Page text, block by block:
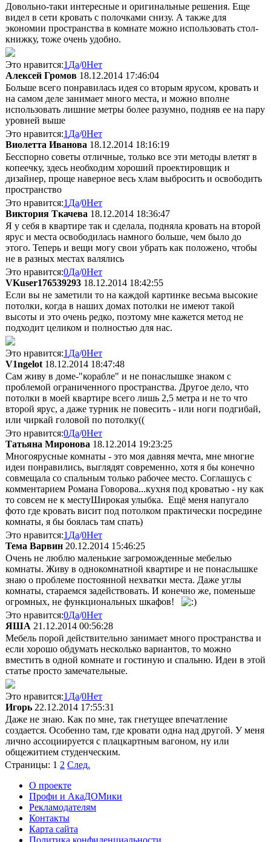
Довольно-таки интересные и оригинальные решения. Еще
видел в сети кровать с полочками снизу. А также для
экономии пространства в комнате можно использовать стол-
книжку, тоже очень удобно.
Это нравится:1 Да/0Нет
Алексей Громов 18.12.2014 17:46:04
Больше всего понравилась идея со вторым ярусом, кровать и
на самом деле занимает много места, и можно вполне
использовать лишние метры более разумно, подняв ее на пару
уровней выше
Это нравится:1 Да/0Нет
Виолетта Иванова 18.12.2014 18:16:19
Бесспорно советы отличные, только все эти методы влетят в
копеечку, здесь необходим хороший проектировщик и
дизайнер, проще наверное весь хлам выбросить и освободить
пространство
Это нравится:1 Да/0Нет
Виктория Ткачева 18.12.2014 18:36:47
Я у себя в квартире так и сделала, подняла кровать на второй
ярус и места освободилась намного больше, чем было до
этого. Теперь и вещи могу свои убрать как положено, чтобы
не в разных местах валялись
Это нравится:0Да/0Нет
VKuser176539293 18.12.2014 18:42:55
Если вы не заметили то на каждой картинке весьма высокие
потолки, когда в наших домах потолки не имеют такой
высоты и это очень редко, поэтому мне кажется метод не
подходит целиком и полностью для нас.
Это нравится:1 Да/0Нет
V1ngelot 18.12.2014 18:47:48
Сам живу в доме-"корабле" и не понаслышке знаком с
проблемой ограниченного пространства. Другое дело, что
потолки в моей квартире всего лишь 2,5 метра и не то что
второй ярус, а даже турник не повесить - или ноги подгибай,
или чиркай головой по потолку((
Это нравится:0Да/0Нет
Татьяна Миронова 18.12.2014 19:23:25
Многоярусные комнаты - это моя давняя мечта, мне многие
идеи понравились, выглядят современно, хотя я бы конечно
совмещала со спальным только рабочее место. Соглашусь с
комментарием Романа Говорова...кухня под кроватью - ну как
то совсем не к местуШирокая улыбка. Ещё меня напугало
фото где кровать висит под потолком практически посредине
комнаты, я бы боялась там спать)
Это нравится:1 Да/0Нет
Тема Варвин 20.12.2014 15:46:25
Очень не люблю маленькие загроможденные мебелью
комнаты. Живу в однокомнатной квартире и не понаслышке
знаю о проблеме постоянной нехватки места. Даже углы
комнаты, стараемся задействовать. И конечно же, поменьше
огромных, не функциональных шкафов!
Это нравится:0Да/0Нет
ЯША 21.12.2014 00:56:28
Мебель порой действительно занимает много пространства и
если хорошо обдумать несколько вариантов, то можно
вместить в одной комнате и гостиную и спальню. Идеи в этой
статье просто замечательные.
Это нравится:1 Да/0Нет
Игорь 22.12.2014 17:55:31
Даже не знаю. Как по мне, так гнетущее впечатление
создается. Особенно там, где кровати одна над другой. У меня
лично ассоциируется с плацкартным вагоном, ну или
общежитием студенческим.
Страницы: 1 2 След.
О проекте
Профи и АкаДОМики
Рекламодателям
Контакты
Карта сайта
Политика конфиденциальности